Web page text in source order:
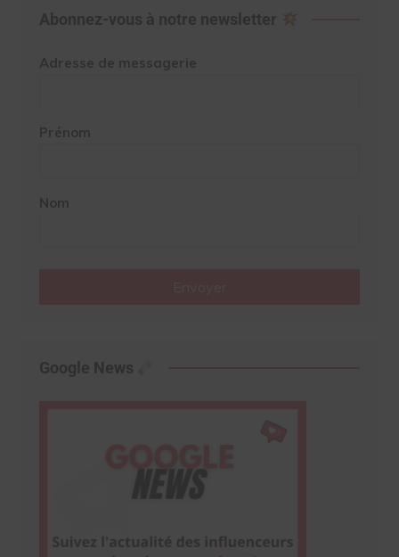
Abonnez-vous à notre newsletter
Adresse de messagerie
Prénom
Nom
Google News